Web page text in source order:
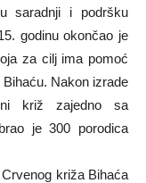
saradnji i podršku
godinu okončao je
za cilj ima pomoć
Nakon izrade
križ zajedno sa
je 300 porodica
križa Bihaća